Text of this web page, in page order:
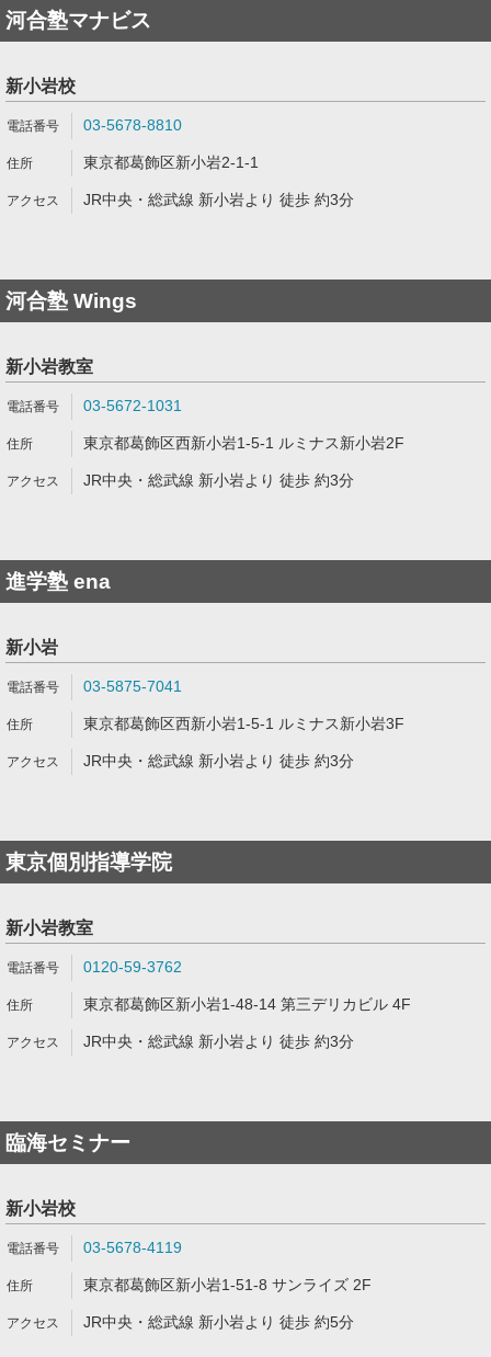
河合塾マナビス
新小岩校
03-5678-8810
東京都葛飾区新小岩2-1-1
JR中央・総武線 新小岩より 徒歩 約3分
河合塾 Wings
新小岩教室
03-5672-1031
東京都葛飾区西新小岩1-5-1 ルミナス新小岩2F
JR中央・総武線 新小岩より 徒歩 約3分
進学塾 ena
新小岩
03-5875-7041
東京都葛飾区西新小岩1-5-1 ルミナス新小岩3F
JR中央・総武線 新小岩より 徒歩 約3分
東京個別指導学院
新小岩教室
0120-59-3762
東京都葛飾区新小岩1-48-14 第三デリカビル 4F
JR中央・総武線 新小岩より 徒歩 約3分
臨海セミナー
新小岩校
03-5678-4119
東京都葛飾区新小岩1-51-8 サンライズ 2F
JR中央・総武線 新小岩より 徒歩 約5分